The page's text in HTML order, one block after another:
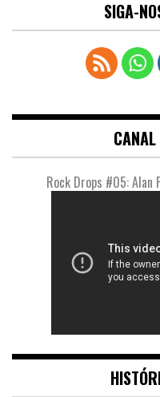
SIGA-
Rock Drops #05: Alan